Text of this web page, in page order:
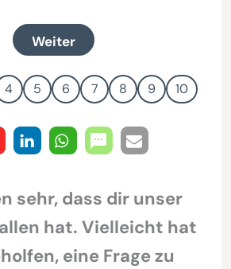
Weiter
4 5 6 7 8 9 10
sehr, dass dir unser
hat. Vielleicht hat
eine Frage zu